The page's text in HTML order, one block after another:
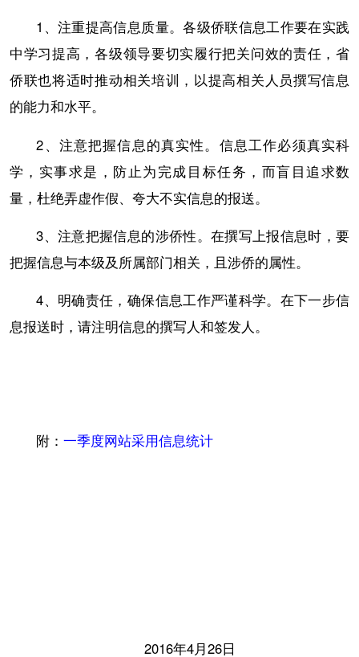
1、注重提高信息质量。各级侨联信息工作要在实践
中学习提高，各级领导要切实履行把关问效的责任，省
侨联也将适时推动相关培训，以提高相关人员撰写信息
的能力和水平。
2、注意把握信息的真实性。信息工作必须真实科
学，实事求是，防止为完成目标任务，而盲目追求数
量，杜绝弄虚作假、夸大不实信息的报送。
3、注意把握信息的涉侨性。在撰写上报信息时，要
把握信息与本级及所属部门相关，且涉侨的属性。
4、明确责任，确保信息工作严谨科学。在下一步信
息报送时，请注明信息的撰写人和签发人。
附：一季度网站采用信息统计
2016年4月26日